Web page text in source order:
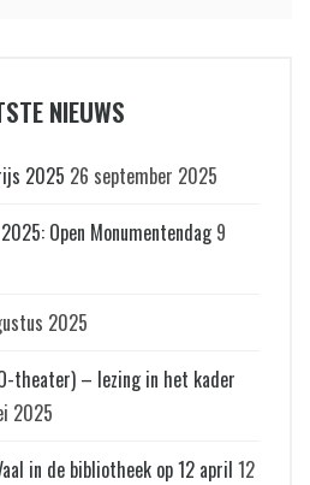
NIEUWS
2025 26 september 2025
Open Monumentendag 9
2025
theater) – lezing in het kader
2025
in de bibliotheek op 12 april 12